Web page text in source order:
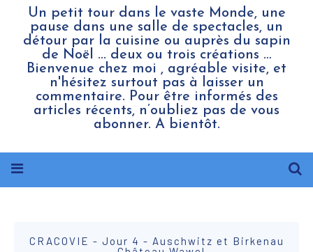
Un petit tour dans le vaste Monde, une
pause dans une salle de spectacles, un
détour par la cuisine ou auprès du sapin
de Noël ... deux ou trois créations …
Bienvenue chez moi , agréable visite, et
n'hésitez surtout pas à laisser un
commentaire. Pour être informés des
articles récents, n’oubliez pas de vous
abonner. A bientôt.
CRACOVIE - Jour 4 - Auschwitz et Birkenau